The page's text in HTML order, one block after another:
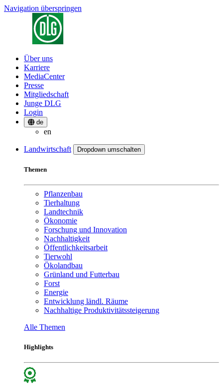
Navigation überspringen
Über uns
Karriere
MediaCenter
Presse
Mitgliedschaft
Junge DLG
Login
de
en
Landwirtschaft Dropdown umschalten
Themen
Pflanzenbau
Tierhaltung
Landtechnik
Ökonomie
Forschung und Innovation
Nachhaltigkeit
Öffentlichkeitsarbeit
Tierwohl
Ökolandbau
Grünland und Futterbau
Forst
Energie
Entwicklung ländl. Räume
Nachhaltige Produktivitätssteigerung
Alle Themen
Highlights